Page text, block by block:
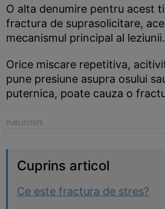
O alta denumire pentru acest
fractura de suprasolicitare,
mecanismul principal al leziunii.
Orice miscare repetitiva,
pune presiune asupra osului
puternica, poate cauza o
Cuprins articol
Ce este fractura de stres?